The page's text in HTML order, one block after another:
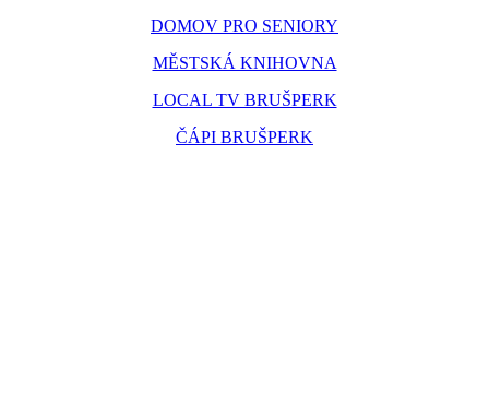
DOMOV PRO SENIORY
MĚSTSKÁ KNIHOVNA
LOCAL TV BRUŠPERK
ČÁPI BRUŠPERK